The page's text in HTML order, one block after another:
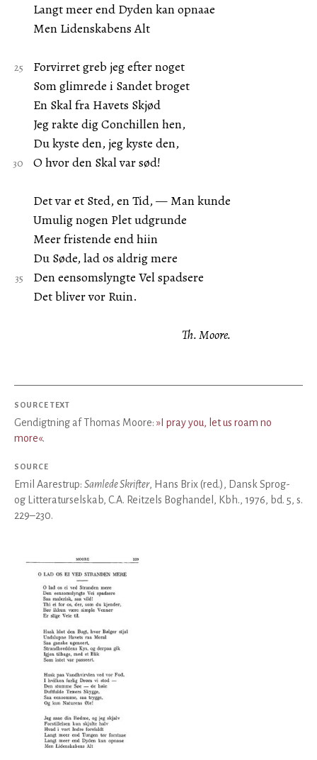
Langt meer end Dyden kan opnaae
Men Lidenskabens Alt
Forvirret greb jeg efter noget
Som glimrede i Sandet broget
En Skal fra Havets Skjød
Jeg rakte dig Conchillen hen,
Du kyste den, jeg kyste den,
O hvor den Skal var sød!
Det var et Sted, en Tid, — Man kunde
Umulig nogen Plet udgrunde
Meer fristende end hiin
Du Søde, lad os aldrig mere
Den eensomslyngte Vel spadsere
Det bliver vor Ruin.
Th. Moore.
SOURCE TEXT
Gendigtning af Thomas Moore: »I pray you, let us roam no
more«.
SOURCE
Emil Aarestrup: Samlede Skrifter, Hans Brix (red.), Dansk Sprog-
og Litteraturselskab, C.A. Reitzels Boghandel, Kbh., 1976, bd. 5, s.
229–230.